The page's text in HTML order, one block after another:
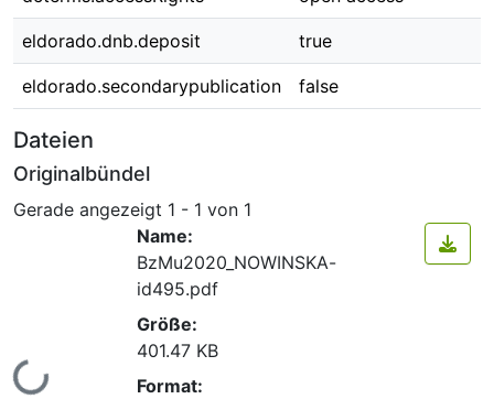
eldorado.dnb.deposit true
eldorado.secondarypublication false
Dateien
Originalbündel
Gerade angezeigt 1 - 1 von 1
Lade...
Name:
BzMu2020_NOWINSKA-
id495.pdf
Größe:
401.47 KB
Format: